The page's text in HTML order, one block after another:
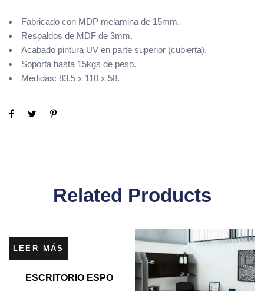
Fabricado con MDP melamina de 15mm.
Respaldos de MDF de 3mm.
Acabado pintura UV en parte superior (cubierta).
Soporta hasta 15kgs de peso.
Medidas: 83.5 x 110 x 58.
Related Products
LEER MÁS
ESCRITORIO ESPO